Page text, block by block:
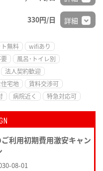
330円/日 詳細
無料
wifiあり
風呂･トイレ別
法人契約歓迎
宅地
賃料交渉可
病院近く 特急対応可
利用初期費用激安キャン
08-01